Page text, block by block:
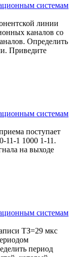
системам
линии
каналов со
Определить
Приведите
системам
поступает
11-1 1000 1-11.
на выходе
системам
ТЗ=29 мкс
период